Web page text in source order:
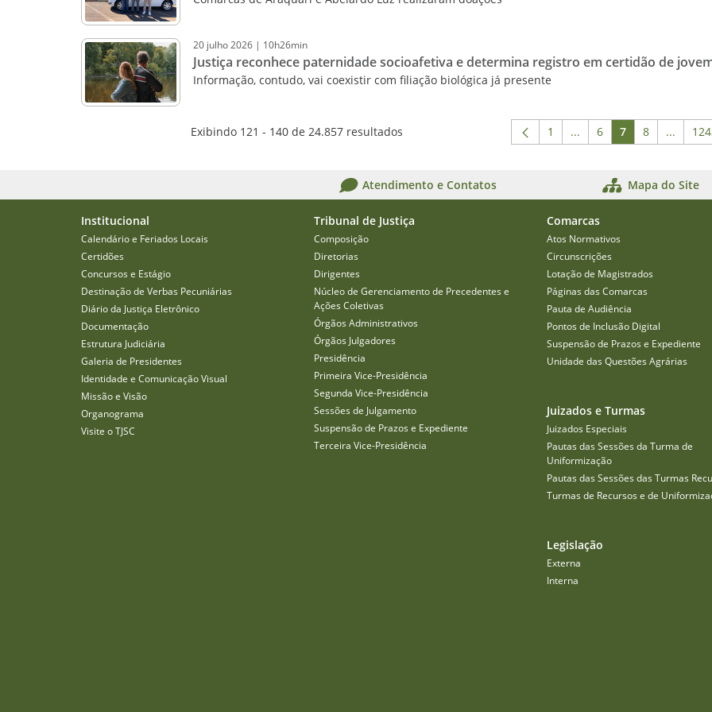
20 julho2026 | 10h26min
Justiça reconhece paternidade socioafetiva e determina registro em certidão de
Informação, contudo, vai coexistir com filiação biológica já presente
Exibindo 121 - 140 de 24.857 resultados Página
1 ...Páginas intermediárias
Página
6 Página
7 Página
8 ...
Atendimento e Contatos Mapa do Site
Institucional
Calendário e Feriados Locais
Certidões
Concursos e Estágio
Destinação de Verbas Pecuniárias
Diário da Justiça Eletrônico
Documentação
Estrutura Judiciária
Galeria de Presidentes
Identidade e Comunicação Visual
Missão e Visão
Organograma
Visite o TJSC
Tribunal de Justiça
Composição
Diretorias
Dirigentes
Núcleo de Gerenciamento de Precedentes e
Ações Coletivas
Órgãos Administrativos
Órgãos Julgadores
Presidência
Primeira Vice-Presidência
Segunda Vice-Presidência
Sessões de Julgamento
Suspensão de Prazos e Expediente
Terceira Vice-Presidência
Comarcas
Atos Normativos
Circunscrições
Lotação de Magistrados
Páginas das Comarcas
Pauta de Audiência
Pontos de Inclusão Digital
Suspensão de Prazos e Expediente
Unidade das Questões Agrárias
Juizados e Turmas
Juizados Especiais
Pautas das Sessões da Turma de
Uniformização
Pautas das Sessões das Turmas
Turmas de Recursos e de
Legislação
Externa
Interna